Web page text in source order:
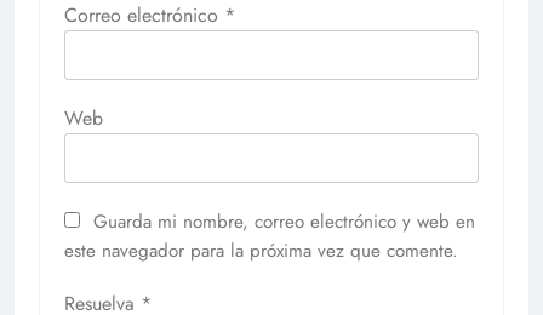
Correo electrónico *
Web
Guarda mi nombre, correo electrónico y web en
este navegador para la próxima vez que comente.
Resuelva *